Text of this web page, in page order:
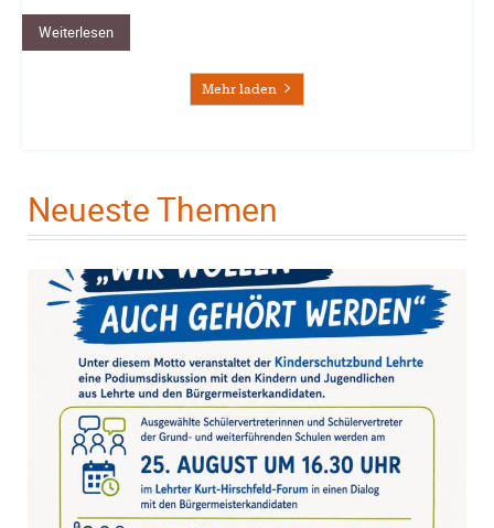
Weiterlesen
Mehr laden
Neueste Themen